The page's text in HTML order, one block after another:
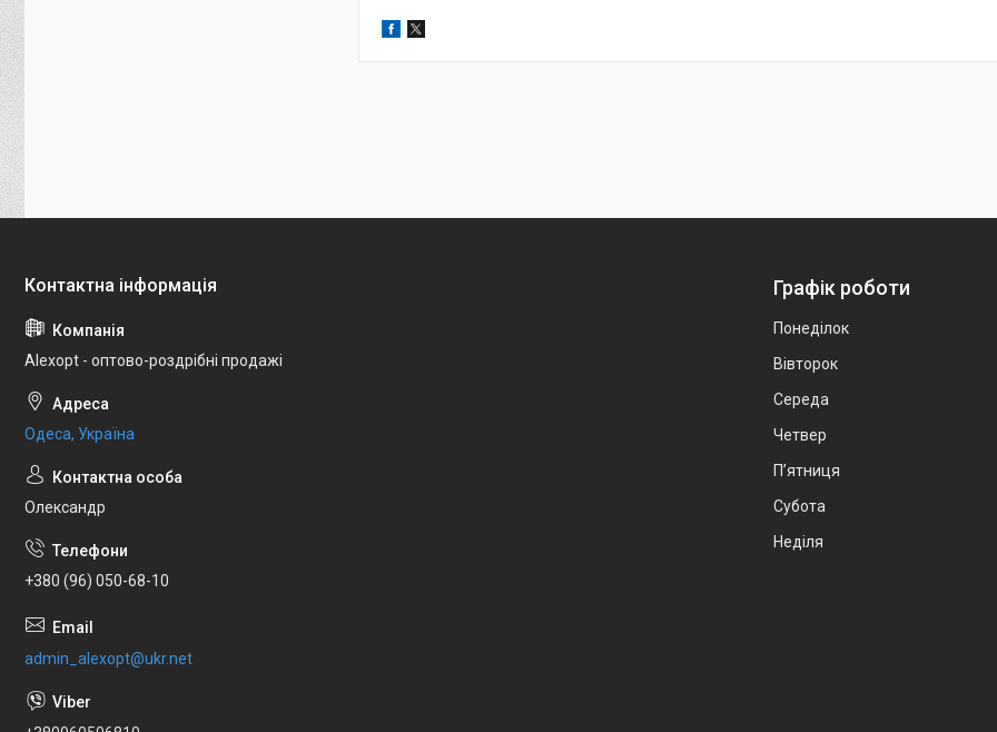
Alexopt - оптово-роздрібні продажі
Одеса, Україна
Олександр
+380 (96) 050-68-10
admin_alexopt@ukr.net
Графік роботи
Понеділок
Вівторок
Середа
Четвер
Пʼятниця
Субота
Неділя